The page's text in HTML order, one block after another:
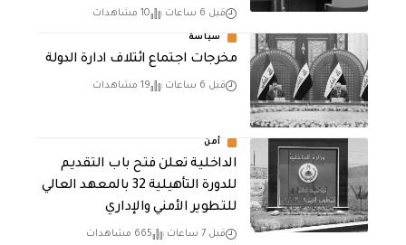
قبل 6 ساعات 10 مشاهدات
سياسة
مخرجات اجتماع ائتلاف ادارة الدولة
قبل 6 ساعات 19 مشاهدات
أمن
الداخلية تعلن فتح باب التقديم
للدورة التأهيلية 32 بالمعهد العالي
للتطوير الأمني والإداري
قبل 7 ساعات 665 مشاهدات